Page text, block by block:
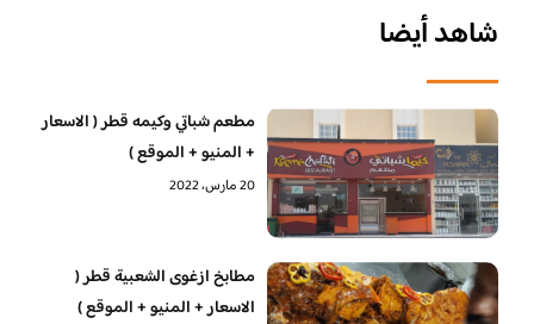
شاهد أيضا
مطعم شباتي وكيمه قطر ( الاسعار
+ المنيو + الموقع )
20 مارس، 2022
مطابخ ازغوى الشعبية قطر (
الاسعار + المنيو + الموقع )